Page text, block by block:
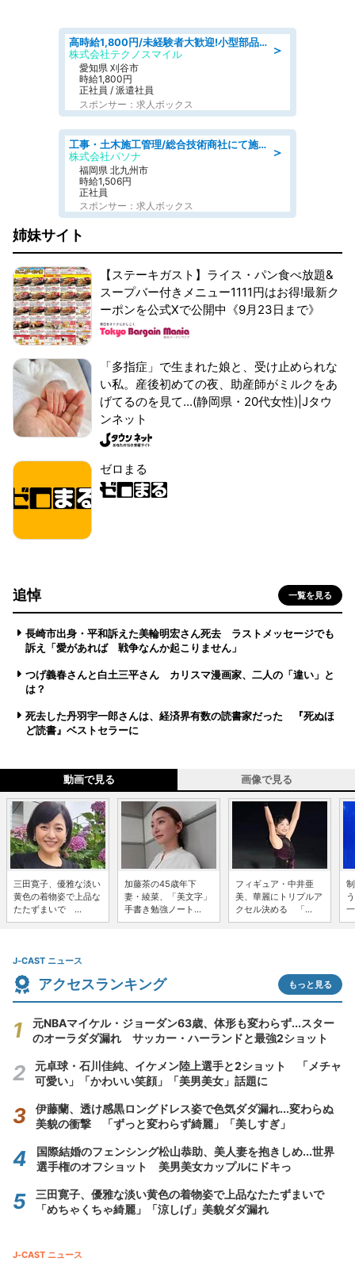
＞
高時給1,800円/未経験者大歓迎!小型部品の加工業務 denso aichi
株式会社テクノスマイル
愛知県 刈谷市
時給1,800円
正社員 / 派遣社員
スポンサー：求人ボックス
＞
工事・土木施工管理/総合技術商社にて施工管理のお仕事/即日勤務可/車通勤可/工事・土木施工管理/生産・品質管理
株式会社パソナ
福岡県 北九州市
時給1,506円
正社員
スポンサー：求人ボックス
姉妹サイト
【ステーキガスト】ライス・パン食べ放題&
スープバー付きメニュー1111円はお得!最新ク
ーポンを公式Xで公開中《9月23日まで》
「多指症」で生まれた娘と、受け止められな
い私。産後初めての夜、助産師がミルクをあ
げてるのを見て...(静岡県・20代女性)|Jタウ
ンネット
ゼロまる
追悼 一覧を見る
長崎市出身・平和訴えた美輪明宏さん死去 ラストメッセージでも
訴え「愛があれば 戦争なんか起こりません」
つげ義春さんと白土三平さん カリスマ漫画家、二人の「違い」と
は？
死去した丹羽宇一郎さんは、経済界有数の読書家だった 『死ぬほ
ど読書』ベストセラーに
動画で見る 画像で見る
三田寛子、優雅な淡い
黄色の着物姿で上品な
たたずまいで ...
加藤茶の45歳年下
妻・綾菜、「美文字」
手書き勉強ノート...
フィギュア・中井亜
美、華麗にトリプルア
クセル決める 「...
J-CAST ニュース
アクセスランキング もっと見る
元NBAマイケル・ジョーダン63歳、体形も変わらず...スター
のオーラダダ漏れ サッカー・ハーランドと最強2ショット
元卓球・石川佳純、イケメン陸上選手と2ショット 「メチャ
可愛い」「かわいい笑顔」「美男美女」話題に
伊藤蘭、透け感黒ロングドレス姿で色気ダダ漏れ...変わらぬ
美貌の衝撃 「ずっと変わらず綺麗」「美しすぎ」
国際結婚のフェンシング松山恭助、美人妻を抱きしめ...世界
選手権のオフショット 美男美女カップルにドキっ
三田寛子、優雅な淡い黄色の着物姿で上品なたたずまいで
「めちゃくちゃ綺麗」「涼しげ」美貌ダダ漏れ
J-CAST ニュース